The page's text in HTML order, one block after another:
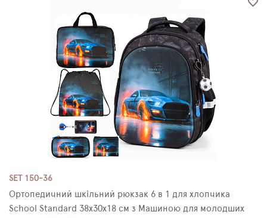
SET 150-36
Ортопедичний шкільний рюкзак 6 в 1 для хлопчика
School Standard 38х30х18 см з Машиною для молодших